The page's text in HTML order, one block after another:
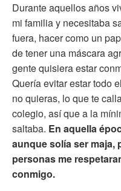
Durante aquellos años
mi familia y necesitaba
fuera, hacer como un
de tener una máscara
gente quisiera estar
Quería evitar estar todo
no quieras, lo que te
colegio, así que a la
saltaba. En aquella
aunque solía ser maja,
personas me
conmigo.